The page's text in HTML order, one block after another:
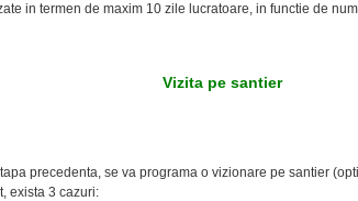
in termen de maxim 10 zile lucratoare, in functie de
Vizita pe santier
precedenta, se va programa o vizionare pe santier
exista 3 cazuri: